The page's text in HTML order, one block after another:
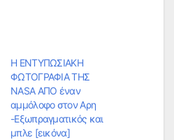
Η ΕΝΤΥΠΩΣΙΑΚΗ
ΦΩΤΟΓΡΑΦΙΑ ΤΗΣ
NASA ΑΠΟ έναν
αμμόλοφο στον Αρη
-Εξωπραγματικός και
μπλε [εικόνα]